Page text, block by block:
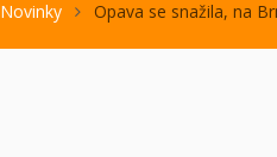
Novinky Opava se snažila, na